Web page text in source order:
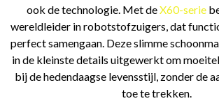
ook de technologie. Met deX60-serie
wereldleider in robotstofzuigers, dat
perfect samengaan. Deze slimme
in de kleinste details uitgewerkt om
bij de hedendaagse levensstijl, zonder de
toe te trekken.